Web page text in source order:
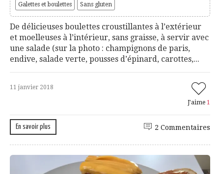
Galettes et boulettes
Sans gluten
De délicieuses boulettes croustillantes à l’extérieur
et moelleuses à l’intérieur, sans graisse, à servir avec
une salade (sur la photo : champignons de paris,
endive, salade verte, pousses d’épinard, carottes,...
11 janvier 2018
J'aime 1
En savoir plus 2 Commentaires